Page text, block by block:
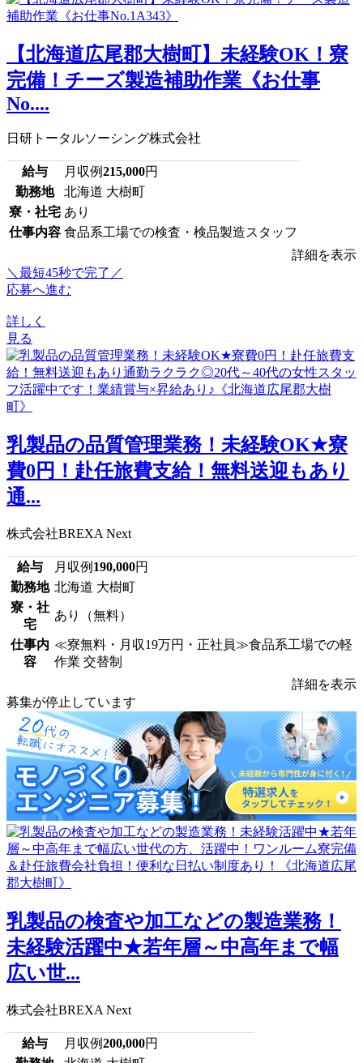
【北海道広尾郡大樹町】未経験OK！寮
完備！チーズ製造補助作業《お仕事
No....
日研トータルソーシング株式会社
給与 月収例215,000円
勤務地
北海道 大樹町
寮・社宅 あり
仕事内容 食品系工場での検査・検品製造スタッフ
詳細を表示
＼最短45秒で完了／
応募へ進む
詳しく
見る
乳製品の品質管理業務！未経験OK★寮
費0円！赴任旅費支給！無料送迎もあり
通...
株式会社BREXA Next
給与 月収例 190,000円
勤務地 北海道 大樹町
寮・社
宅
あり（無料）
仕事内
容
≪寮無料・月収19万円・正社員≫食品系工場での軽
作業 交替制
詳細を表示
募集が停止しています
乳製品の検査や加工などの製造業務！
未経験活躍中★若年層～中高年まで幅
広い世...
株式会社BREXA Next
給与 月収例200,000円